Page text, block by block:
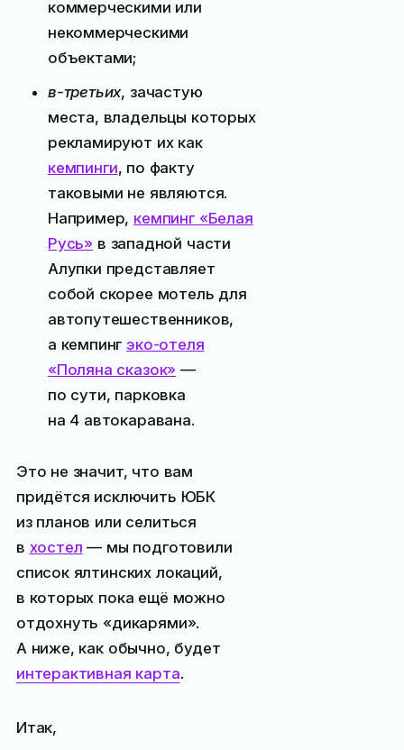
коммерческими или
некоммерческими
объектами;
в-третьих, зачастую
места, владельцы которых
рекламируют их как
кемпинги, по факту
таковыми не являются.
Например, кемпинг «Белая
Русь» в западной части
Алупки представляет
собой скорее мотель для
автопутешественников,
а кемпингэко-отеля
«Поляна сказок» —
по сути, парковка
на 4 автокаравана.
Это не значит, что вам
придётся исключить ЮБК
из планов или селиться
в хостел — мы подготовили
список ялтинских локаций,
в которых пока ещё можно
отдохнуть «дикарями».
А ниже, как обычно, будет
интерактивная карта.
Итак,